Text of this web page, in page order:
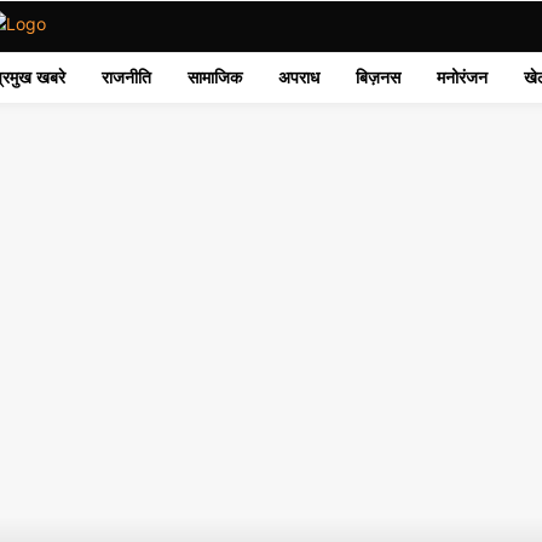
खबरे राजनीति सामाजिक अपराध बिज़नस मनोरंजन